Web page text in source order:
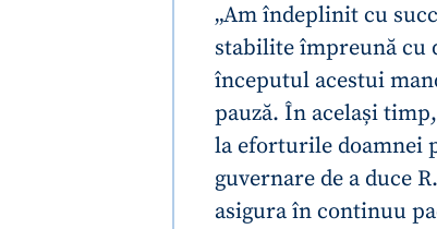
„Am îndeplinit cu
stabilite împreună cu
începutul acestui
pauză. În același
la eforturile doamnei
guvernare de a duce
asigura în continuu